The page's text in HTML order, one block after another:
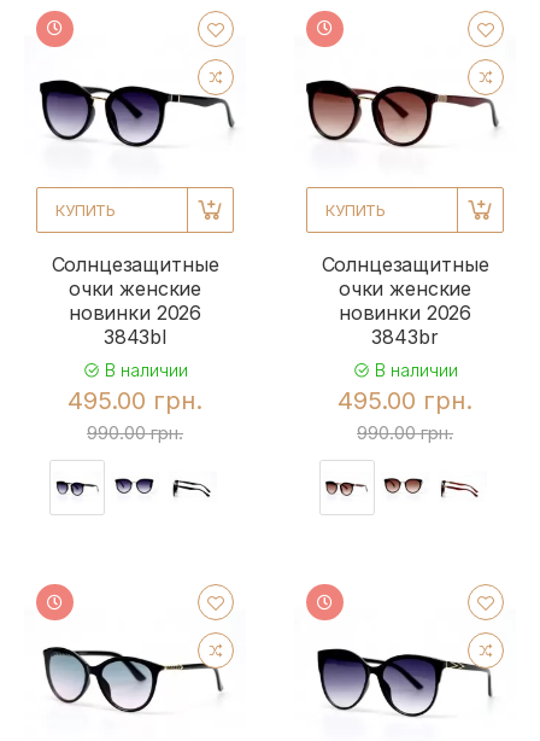
КУПИТЬ
Солнцезащитные
очки женские
новинки 2026
3843bl
В наличии
495.00 грн.
990.00 грн.
КУПИТЬ
Солнцезащитные
очки женские
новинки 2026
3843br
В наличии
495.00 грн.
990.00 грн.